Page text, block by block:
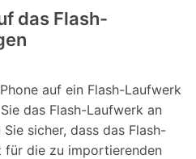
das Flash-
auf ein Flash-Laufwerk
das Flash-Laufwerk an
sicher, dass das Flash-
für die zu importierenden